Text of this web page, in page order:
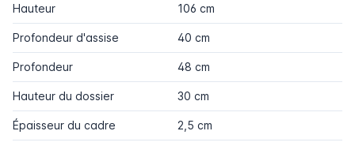
Hauteur 106 cm
Profondeur d'assise 40 cm
Profondeur 48 cm
Hauteur du dossier 30 cm
Épaisseur du cadre 2,5 cm